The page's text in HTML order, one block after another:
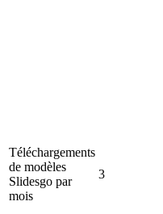
Téléchargements
de modèles
Slidesgo par
mois
3